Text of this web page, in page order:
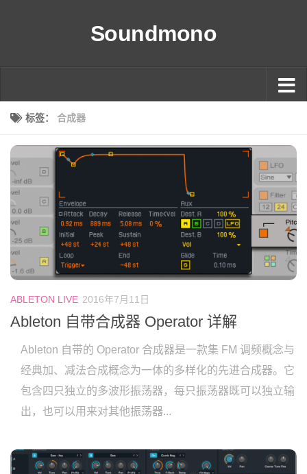
Soundmono
标签： 合成器
ABLETON LIVE 2016年7月11日
Ableton 自带合成器 Operator 详解
Ableton 自带的 Operator 合成器是一款集 FM 调频概念与
经典加、减法合成概念为一体的多样化的先进合成器。它
包含四只独立的多波形振荡器，每只振荡器既可以独立输
出，也可以用来对其他振荡器...